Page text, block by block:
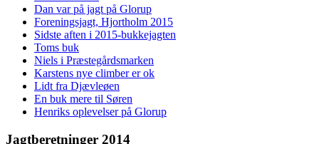
Dan var på jagt på Glorup
Foreningsjagt, Hjortholm 2015
Sidste aften i 2015-bukkejagten
Toms buk
Niels i Præstegårdsmarken
Karstens nye climber er ok
Lidt fra Djævleøen
En buk mere til Søren
Henriks oplevelser på Glorup
Jagtberetninger 2014